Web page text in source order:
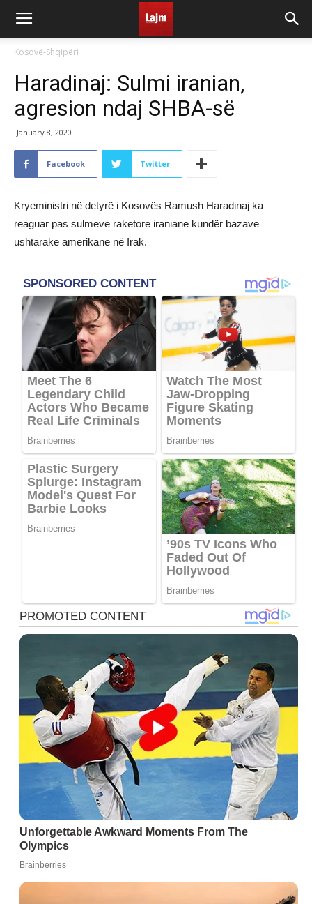
Kosovë-Shqipëri
Haradinaj: Sulmi iranian,
agresion ndaj SHBA-së
January 8, 2020
Facebook Twitter
Kryeministri në detyrë i Kosovës Ramush Haradinaj ka
reaguar pas sulmeve raketore iraniane kundër bazave
ushtarake amerikane në Irak.